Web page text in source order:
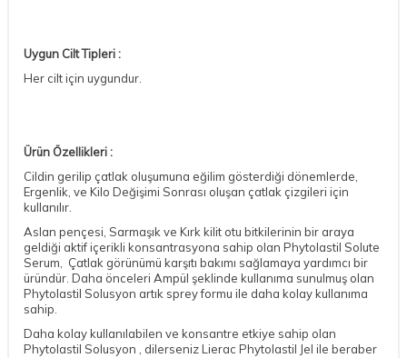
Uygun Cilt Tipleri :
Her cilt için uygundur.
Ürün Özellikleri :
Cildin gerilip çatlak oluşumuna eğilim gösterdiği dönemlerde,
Ergenlik, ve Kilo Değişimi Sonrası oluşan çatlak çizgileri için
kullanılır.
Aslan pençesi, Sarmaşık ve Kırk kilit otu bitkilerinin bir araya
geldiği aktif içerikli konsantrasyona sahip olan Phytolastil Solute
Serum, Çatlak görünümü karşıtı bakımı sağlamaya yardımcı bir
üründür. Daha önceleri Ampül şeklinde kullanıma sunulmuş olan
Phytolastil Solusyon artık sprey formu ile daha kolay kullanıma
sahip.
Daha kolay kullanılabilen ve konsantre etkiye sahip olan
Phytolastil Solusyon , dilerseniz Lierac Phytolastil Jel ile beraber